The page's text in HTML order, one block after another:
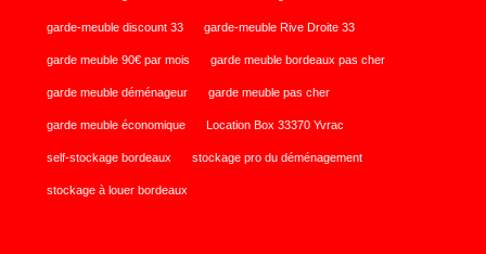
garde-meuble discount 33 garde-meuble Rive Droite 33
garde meuble 90€ par mois garde meuble bordeaux pas cher
garde meuble déménageur garde meuble pas cher
garde meuble économique Location Box 33370 Yvrac
self-stockage bordeaux stockage pro du déménagement
stockage à louer bordeaux